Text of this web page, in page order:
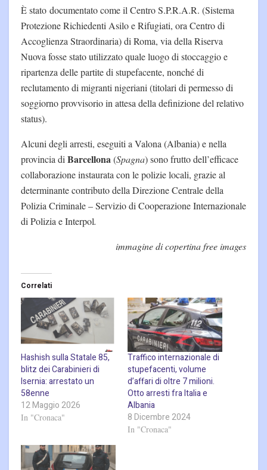
È stato documentato come il Centro S.P.R.A.R. (Sistema
Protezione Richiedenti Asilo e Rifugiati, ora Centro di
Accoglienza Straordinaria) di Roma, via della Riserva
Nuova fosse stato utilizzato quale luogo di stoccaggio e
ripartenza delle partite di stupefacente, nonché di
reclutamento di migranti nigeriani (titolari di permesso di
soggiorno provvisorio in attesa della definizione del relativo
status).
Alcuni degli arresti, eseguiti a Valona (Albania) e nella
provincia di Barcellona(Spagna) sono frutto dell’efficace
collaborazione instaurata con le polizie locali, grazie al
determinante contributo della Direzione Centrale della
Polizia Criminale – Servizio di Cooperazione Internazionale
di Polizia e Interpol.
immagine di copertina free images
Correlati
Hashish sulla Statale 85,
blitz dei Carabinieri di
Isernia: arrestato un
58enne
12 Maggio 2026
In "Cronaca"
Traffico internazionale di
stupefacenti, volume
d’affari di oltre 7 milioni.
Otto arresti fra Italia e
Albania
8 Dicembre 2024
In "Cronaca"